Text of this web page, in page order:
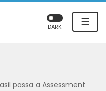
☰
DARK
passa a Assessment